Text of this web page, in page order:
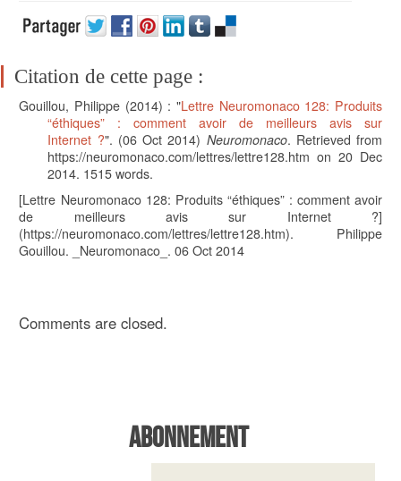
Citation de cette page :
Gouillou, Philippe (2014) : "Lettre Neuromonaco 128: Produits
“éthiques” : comment avoir de meilleurs avis sur
Internet ?". (06 Oct 2014) Neuromonaco. Retrieved from
https://neuromonaco.com/lettres/lettre128.htm on 20 Dec
2014. 1515 words.
[Lettre Neuromonaco 128: Produits “éthiques” : comment avoir
de meilleurs avis sur Internet ?]
(https://neuromonaco.com/lettres/lettre128.htm). Philippe
Gouillou. _Neuromonaco_. 06 Oct 2014
Comments are closed.
Abonnement